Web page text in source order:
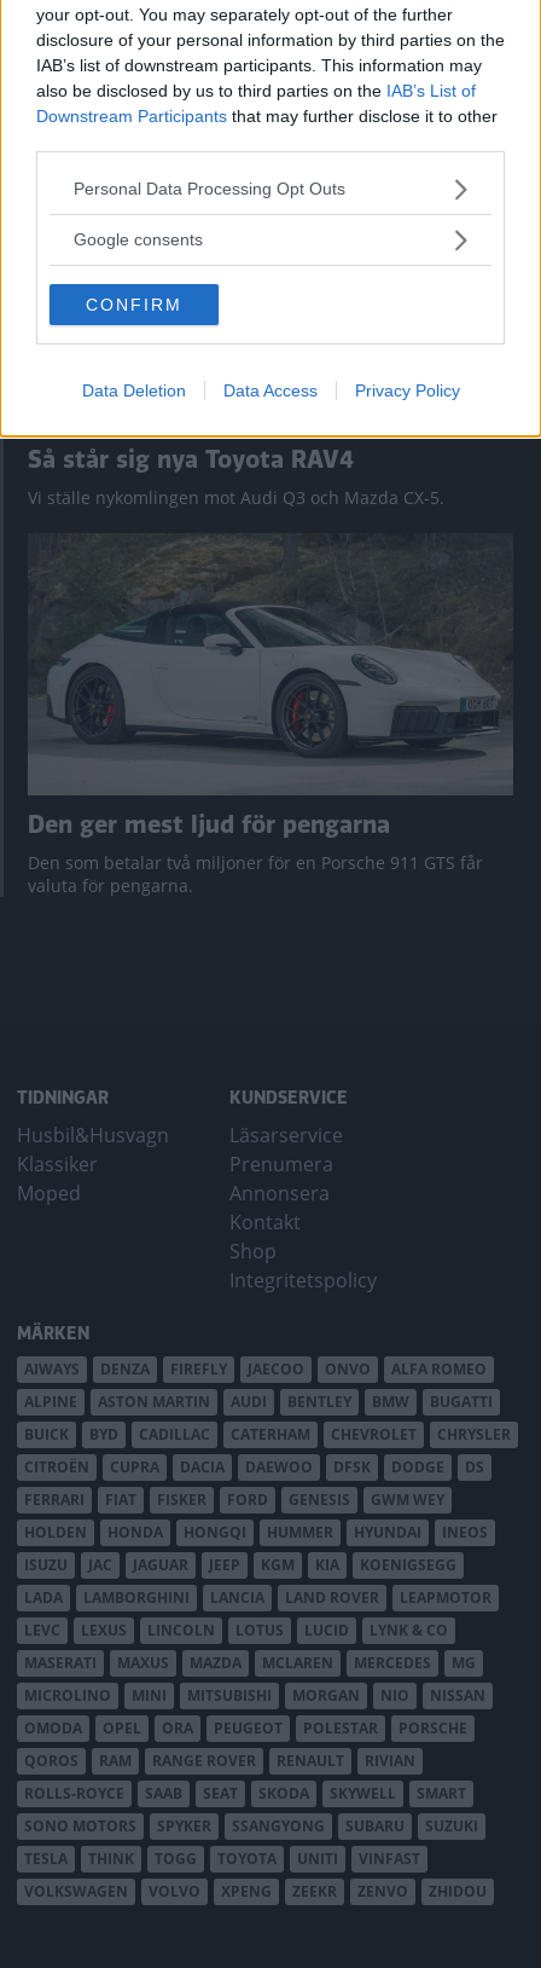
your opt-out. You may separately opt-out of the further
disclosure of your personal information by third parties on the
IAB’s list of downstream participants. This information may
also be disclosed by us to third parties on the IAB’s List of
Downstream Participants that may further disclose it to other
Please note that this website/app uses one or more Google
not limited to your visit or usage behaviour. You may click to
use your data for below specified purposes in below Google
consent section.
Personal Data Processing Opt Outs
Google consents
CONFIRM
Data Deletion Data Access Privacy Policy
”God chans att bli ny favorit”
Utbudet av terrängdugliga kombibilar har krympt men fylls
nu på av eldrivna Toyota bZ4X Touring. Vi provkör.
Så står sig nya Toyota RAV4
Vi ställe nykomlingen mot Audi Q3 och Mazda CX-5.
Den ger mest ljud för pengarna
Den som betalar två miljoner för en Porsche 911 GTS får
valuta för pengarna.
TIDNINGAR
Husbil&Husvagn
Klassiker
Moped
KUNDSERVICE
Läsarservice
Prenumera
Annonsera
Kontakt
Shop
Integritetspolicy
MÄRKEN
AIWAYS DENZA FIREFLY JAECOO ONVO
ALFA ROMEO
ALPINE
ASTON MARTIN AUDI BENTLEY BMW
BUGATTI
BUICK
BYD CADILLAC CATERHAM CHEVROLET
CHRYSLER
CITROËN
CUPRA DACIA DAEWOO DFSK DODGE
DS
FERRARI
FIAT FISKER FORD GENESIS
GWM WEY
HOLDEN
HONDA HONGQI HUMMER HYUNDAI
INEOS
ISUZU
JAC JAGUAR JEEP KGM KIA
KOENIGSEGG
LADA
LAMBORGHINI LANCIA LAND ROVER
LEAPMOTOR
LEVC
LEXUS LINCOLN LOTUS LUCID
LYNK & CO
MASERATI
MAXUS MAZDA MCLAREN MERCEDES
MG
MICROLINO
MINI MITSUBISHI MORGAN NIO
NISSAN
OMODA
OPEL ORA PEUGEOT POLESTAR
PORSCHE
QOROS
RAM RANGE ROVER RENAULT
RIVIAN
ROLLS-ROYCE
SAAB SEAT SKODA SKYWELL
SMART
SONO MOTORS
SPYKER SSANGYONG SUBARU
SUZUKI
TESLA
THINK TOGG TOYOTA UNITI
VINFAST
VOLKSWAGEN
VOLVO XPENG ZEEKR ZENVO ZHIDOU